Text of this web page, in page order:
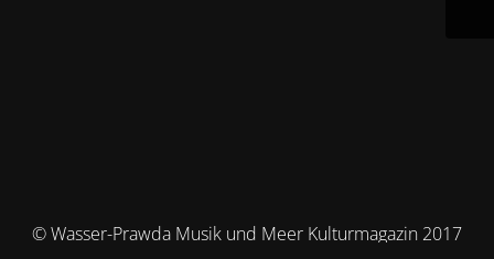
© Wasser-Prawda Musik und Meer Kulturmagazin 2017